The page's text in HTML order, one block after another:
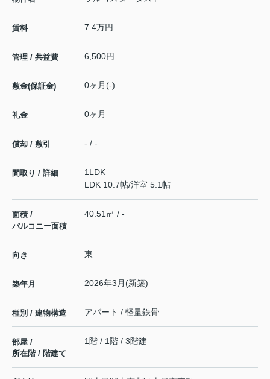
賃料 7.4万円
管理 / 共益費 6,500円
敷金(保証金) 0ヶ月(-)
礼金 0ヶ月
償却 / 敷引 - / -
間取り / 詳細
1LDK
LDK 10.7帖/洋室 5.1帖
面積 /
バルコニー面積
40.51㎡ / -
向き 東
築年月 2026年3月(新築)
種別 / 建物構造 アパート / 軽量鉄骨
部屋 /
所在階 / 階建て
1階 / 1階 / 3階建